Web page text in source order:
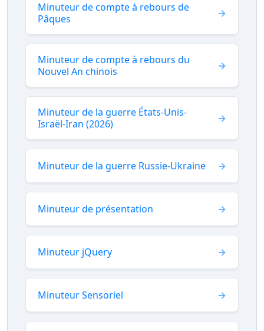
Minuteur de compte à rebours de
Pâques
Minuteur de compte à rebours du
Nouvel An chinois
Minuteur de la guerre États-Unis-
Israël-Iran (2026)
Minuteur de la guerre Russie-Ukraine
Minuteur de présentation
Minuteur jQuery
Minuteur Sensoriel